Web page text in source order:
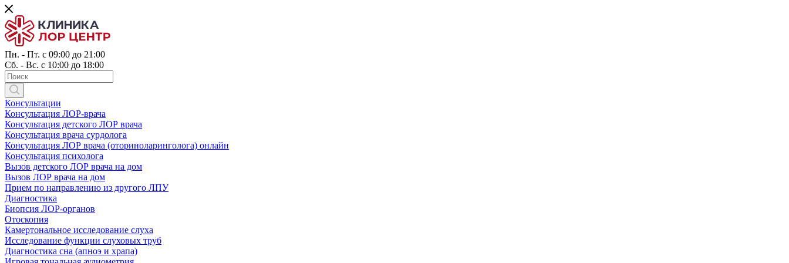
Пн. - Пт. с 09:00 до 21:00
Сб. - Вс. с 10:00 до 18:00
Консультации
Консультация ЛОР-врача
Консультация детского ЛОР врача
Консультация врача сурдолога
Консультация ЛОР врача (оториноларинголога) онлайн
Консультация психолога
Вызов детского ЛОР врача на дом
Вызов ЛОР врача на дом
Прием по направлению из другого ЛПУ
Диагностика
Биопсия ЛОР-органов
Отоскопия
Камертональное исследование слуха
Исследование функции слуховых труб
Диагностика сна (апноэ и храпа)